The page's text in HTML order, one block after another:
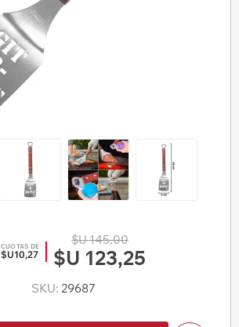
CUOTAS DE
$U10,27
$U 145,00
$U 123,25
SKU: 29687